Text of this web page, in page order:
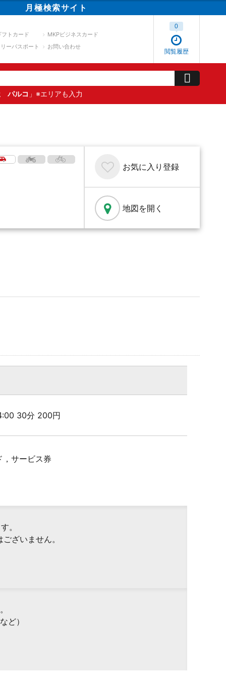
月極検索サイト
フトカード
MKPビジネスカード
ーパスポート
お問い合わせ
閲覧履歴
0
パルコ 」※エリアも入力
お気に入り 登録
地図を開く
30分 200円
サービス券
。
ざいません。
ど）